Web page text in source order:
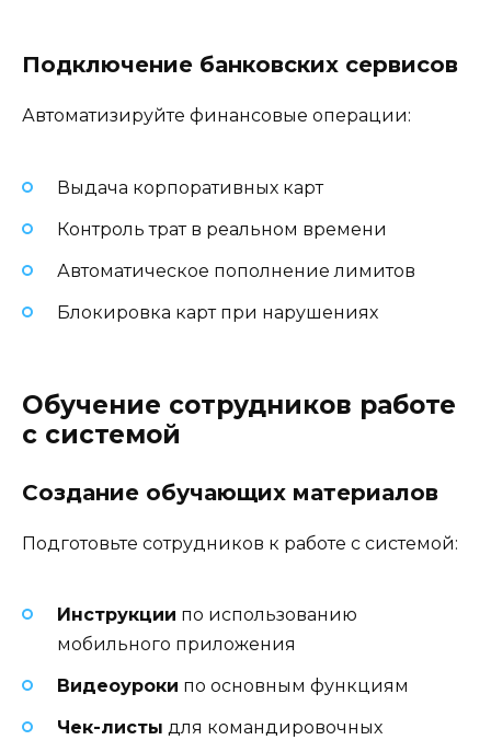
Подключение банковских сервисов
Автоматизируйте финансовые операции:
Выдача корпоративных карт
Контроль трат в реальном времени
Автоматическое пополнение лимитов
Блокировка карт при нарушениях
Обучение сотрудников работе
с системой
Создание обучающих материалов
Подготовьте сотрудников к работе с системой:
Инструкции по использованию
мобильного приложения
Видеоуроки по основным функциям
Чек-листы для командировочных